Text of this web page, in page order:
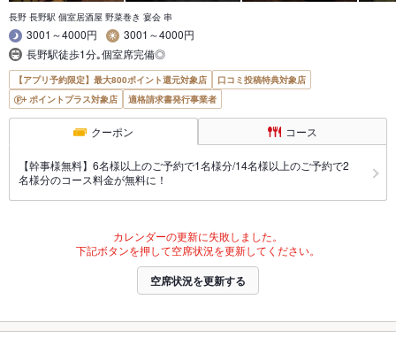
長野 長野駅 個室居酒屋 野菜巻き 宴会 串
3001～4000円
3001～4000円
長野駅徒歩1分｡個室席完備◎
【アプリ予約限定】最大800ポイント還元対象店
口コミ投稿特典対象店
ポイントプラス対象店
適格請求書発行事業者
クーポン コース
【幹事様無料】6名様以上のご予約で1名様分/14名様以上のご予約で2
名様分のコース料金が無料に！
カレンダーの更新に失敗しました。
下記ボタンを押して空席状況を更新してください。
空席状況を更新する